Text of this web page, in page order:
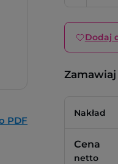
PDF
Dodaj
Nakład
Cena
netto